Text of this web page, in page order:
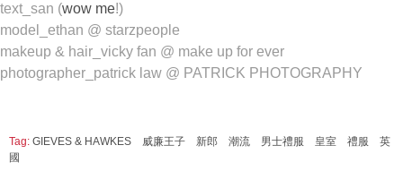
text_san (wow me!)
model_ethan @ starzpeople
makeup & hair_vicky fan @ make up for ever
photographer_patrick law @ PATRICK PHOTOGRAPHY
Tag: GIEVES & HAWKES 威廉王子 新郎 潮流 男士禮服 皇室 禮服
英
國